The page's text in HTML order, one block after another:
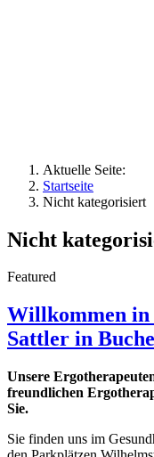
Aktuelle Seite:
Startseite
Nicht kategorisiert
Nicht
Featured
Willkommen in
Sattler in
Unsere
freundlichen
Sie.
Sie finden uns im